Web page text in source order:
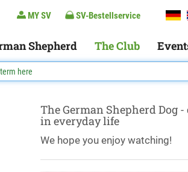
MY SV SV-Bestellservice
Shepherd The Club
The German Shepherd Dog
in everyday life
We hope you enjoy watching!